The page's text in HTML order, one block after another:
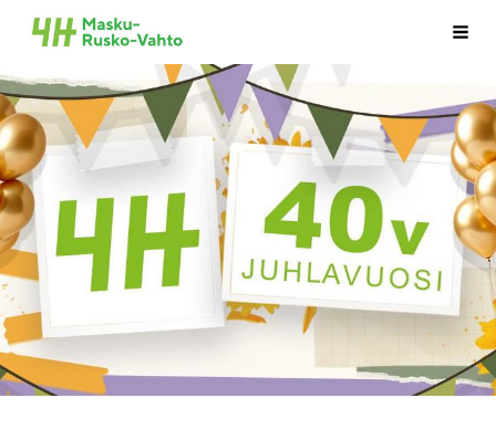
Siirry
sivun
sisältöön
Maskun-Ruskon-Vahdon 4H-yhdistys